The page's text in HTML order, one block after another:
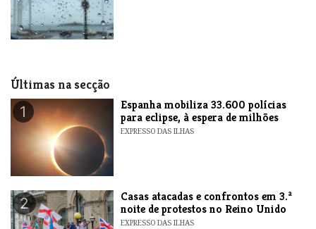
Últimas na secção
1
Espanha mobiliza 33.600 polícias
para eclipse, à espera de milhões
EXPRESSO DAS ILHAS
2
Casas atacadas e confrontos em 3.ª
noite de protestos no Reino Unido
EXPRESSO DAS ILHAS